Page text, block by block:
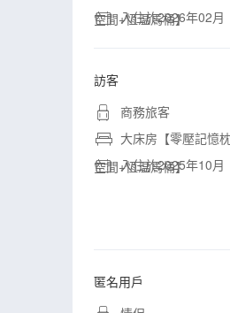
空間+恆温馬桶】
入住於2026年02月
訪客
商務旅客
大床房【零壓記憶
空間+恆温馬桶】
入住於2025年10月
匿名用戶